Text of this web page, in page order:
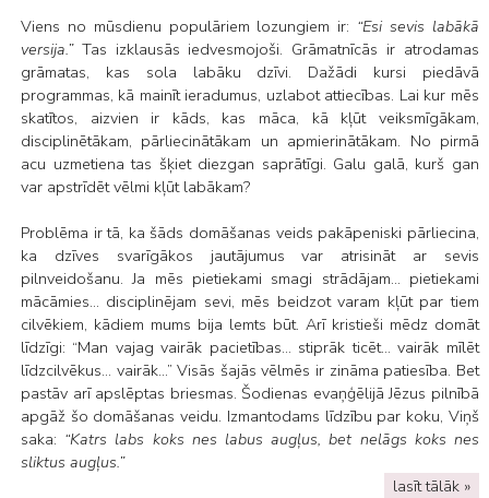
Viens no mūsdienu populāriem lozungiem ir: “Esi sevis labākā
versija.”Tas izklausās iedvesmojoši. Grāmatnīcās ir atrodamas
grāmatas, kas sola labāku dzīvi. Dažādi kursi piedāvā
programmas, kā mainīt ieradumus, uzlabot attiecības. Lai kur mēs
skatītos, aizvien ir kāds, kas māca, kā kļūt veiksmīgākam,
disciplinētākam, pārliecinātākam un apmierinātākam. No pirmā
acu uzmetiena tas šķiet diezgan saprātīgi. Galu galā, kurš gan
var apstrīdēt vēlmi kļūt labākam?
Problēma ir tā, ka šāds domāšanas veids pakāpeniski pārliecina,
ka dzīves svarīgākos jautājumus var atrisināt ar sevis
pilnveidošanu. Ja mēs pietiekami smagi strādājam... pietiekami
mācāmies... disciplinējam sevi, mēs beidzot varam kļūt par tiem
cilvēkiem, kādiem mums bija lemts būt. Arī kristieši mēdz domāt
līdzīgi: “Man vajag vairāk pacietības… stiprāk ticēt… vairāk mīlēt
līdzcilvēkus… vairāk...” Visās šajās vēlmēs ir zināma patiesība. Bet
pastāv arī apslēptas briesmas. Šodienas evaņģēlijā Jēzus pilnībā
apgāž šo domāšanas veidu. Izmantodams līdzību par koku, Viņš
saka: “Katrs labs koks nes labus augļus, bet nelāgs koks nes
sliktus augļus.”
lasīt tālāk »